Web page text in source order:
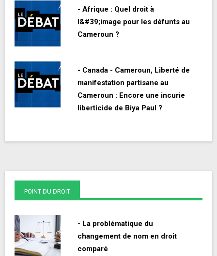
- Afrique : Quel droit à
l&#39;image pour les défunts au
Cameroun ?
- Canada - Cameroun, Liberté de
manifestation partisane au
Cameroun : Encore une incurie
liberticide de Biya Paul ?
POINT DU DROIT
- La problématique du
changement de nom en droit
comparé